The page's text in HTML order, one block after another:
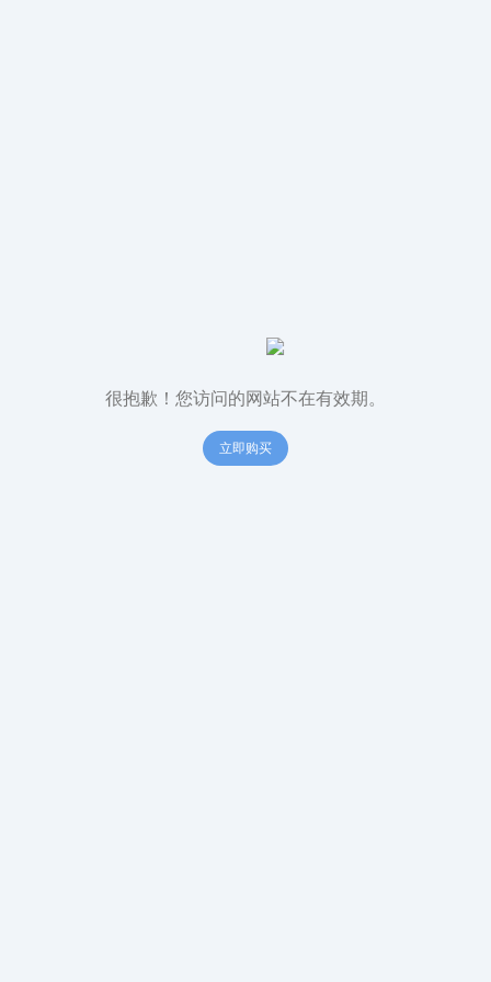
很抱歉！您访问的网站不在有效期。
立即购买